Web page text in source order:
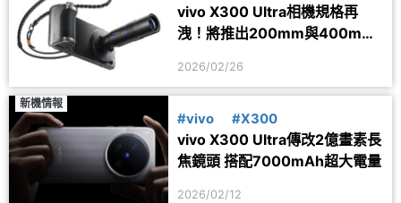
vivo X300 Ultra相機規格再
洩！將推出200mm與400mm
2026/02/26
新機情報
#vivo #X300
vivo X300 Ultra傳改2億畫素長
焦鏡頭 搭配7000mAh超大電量
2026/02/12